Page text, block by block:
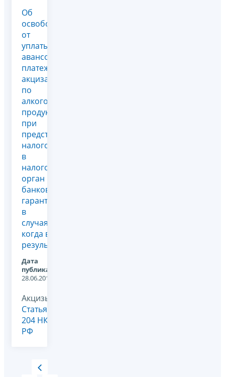
Об
освобождении
от
уплаты
авансового
платежа
акциза
по
алкогольной
продукции
при
представлении
налогоплательщиком
в
налоговый
орган
банковской
гарантии
в
случаях,
когда в
результат...
Дата
публикации:
28.06.2013
Акцизы,
Статья
204 НК
РФ